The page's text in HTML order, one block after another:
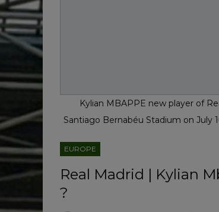
Kylian MBAPPE new player of
Santiago Bernabéu Stadium on July
EUROPE
Real Madrid | Kylian
?